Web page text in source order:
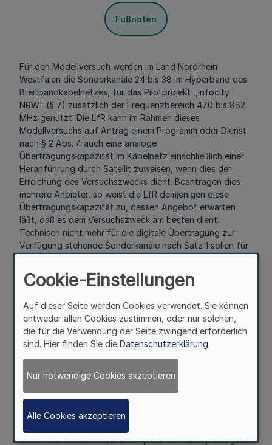
Fußnoten
Für den Modellversuch werden im Land Nordrhein-
Westfalen die Sonderkanäle 24 bis 38 im Hyperband des
Breitbandkabelnetzes, für das Pilotprojekt ,,Infocity
NRW" (§ 7) zusätzlich der Frequenzbereich 470 bis 862
MHz genutzt. Die LfR kann im Rahmen dieses
Modellversuchs auf Antrag einem Programm oder Dienst
nach § 2 Abs. 4 auch eine analoge
Übertragungskapazität im Kabelnetz einschließlich einer
Heranführung durch Satellit zuweisen, wenn dies der
Erreichung des Versuchszwecks dient. Beantragen dies
mehrere Anbieter, so weist die LfR demjenigen diese
Übertragungskapazität zu, dessen Angebot erwarten
läßt, daß es dem Versuchszweck am besten dient.
Technisch nicht mehr für die digitale Übertragung zur
Verfügung stehende Sonderkanäle nach Satz 1 sollen für
genutzt werden; einer dieser Sonderkanäle kann einem
weiteren Programm oder Dienst nach § 2 Abs. 4
§ 5
Zulassung
Mehr
(1) Fernsehveranstalter bedürfen einer Zulassung durch
die LfR nach Maßgabe von § 72 Abs. 4 LRG NW; dies gilt
Rundfunkveranstalter, die entsprechend ihren jeweiligen
Cookie-Einstellungen
Auf dieser Seite werden Cookies verwendet. Sie können
entweder allen Cookies zustimmen, oder nur solchen,
die für die Verwendung der Seite zwingend erforderlich
sind. Hier finden Sie die Datenschutzerklärung
Nur notwendige Cookies akzeptieren
Alle Cookies akzeptieren